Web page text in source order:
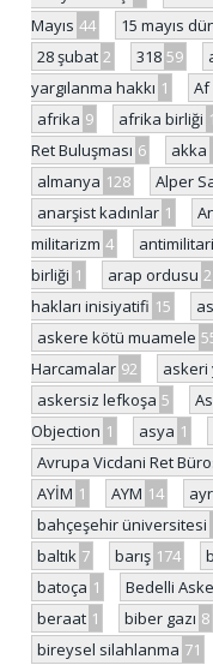
Mayıs 44 15 mayıs
28 şubat 2 318 59
yargılanma hakkı 1 Af
afrika 9 afrika birliği 1
Ret Buluşması 6 akka
almanya 128 Alper
anarşist kadınlar 1
militarizm 4
birliği 1 arap ordusu 2
hakları inisiyatifi 15
askere kötü muamele
Harcamalar 92 askeri
askersiz lefkoşa 5
Objection 1 asya 1
Avrupa Vicdani Ret
AYİM 1 AYM 14
bahçeşehir üniversitesi
baltık 7 barış 174
batoça 1 Bedelli
beraat 1 biber gazı 8
bireysel silahlanma 71